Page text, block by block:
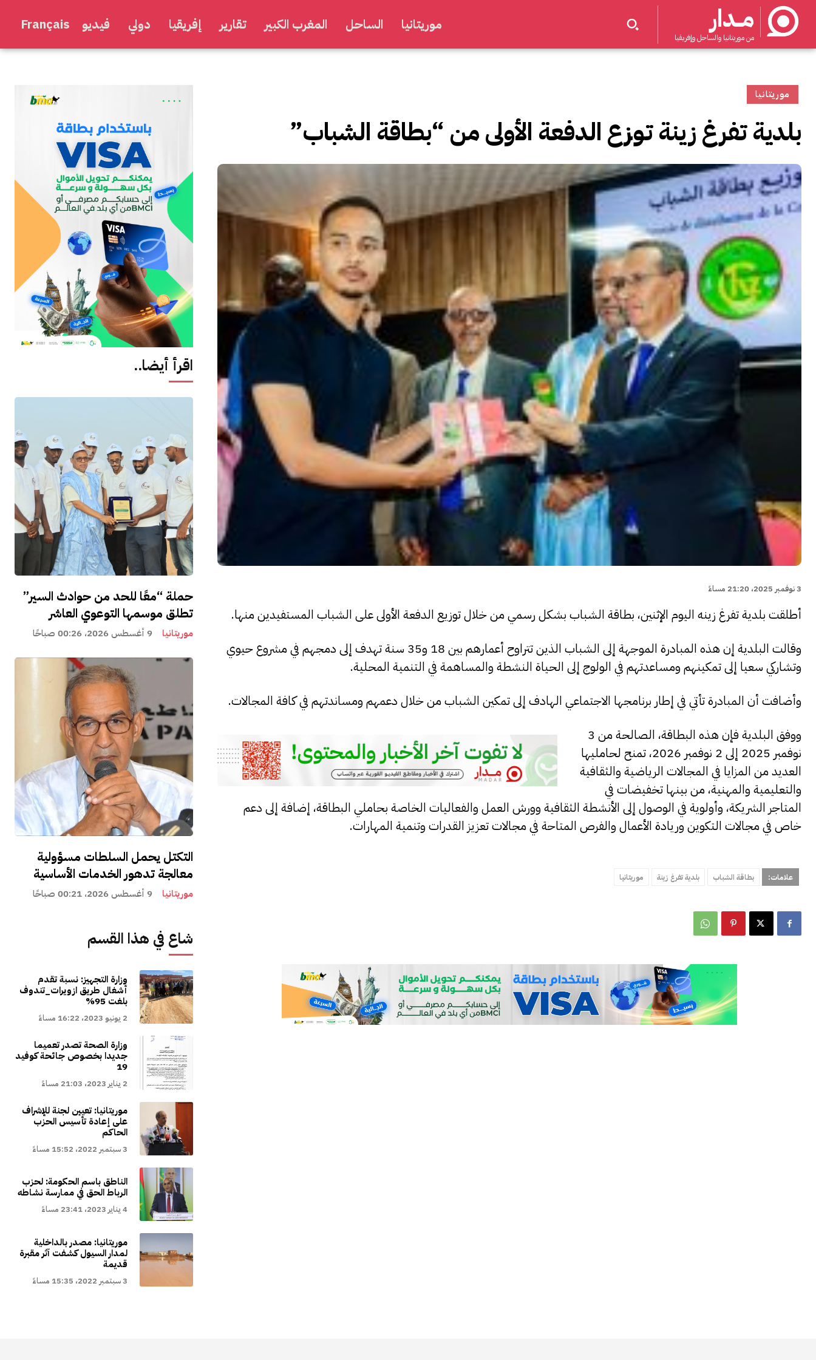
مــدار
من موريتانيا والساحل وإفريقيا
موريتانيا الساحل المغرب الكبير تقارير إفريقيا دولي فيديو Français
اقرأ أيضا..
حملة “معًا للحد من حوادث السير”
تطلق موسمها التوعوي العاشر
موريتانيا 9 أغسطس 2026، 00:26 صباحًا
التكتل يحمل السلطات مسؤولية
معالجة تدهور الخدمات الأساسية
موريتانيا 9 أغسطس 2026، 00:21 صباحًا
شاع في هذا القسم
وزارة التجهيز: نسبة تقدم
أشغال طريق ازويرات_تندوف
بلغت 95%
2 يونيو 2023، 16:22 مساءً
وزارة الصحة تصدر تعميما
جديدا بخصوص جائحة كوفيد
19
2 يناير 2023، 21:03 مساءً
موريتانيا: تعيين لجنة للإشراف
على إعادة تأسيس الحزب
الحاكم
3 سبتمبر 2022، 15:52 مساءً
الناطق باسم الحكومة: لحزب
الرباط الحق في ممارسة نشاطه
4 يناير 2023، 23:41 مساءً
موريتانيا: مصدر بالداخلية
لمدار السيول كشفت آثر مقبرة
قديمة
3 سبتمبر 2022، 15:35 مساءً
موريتانيا
بلدية تفرغ زينة توزع الدفعة الأولى من “بطاقة الشباب”
3 نوفمبر 2025، 21:20 مساءً
أطلقت بلدية تفرغ زينه اليوم الإثنين، بطاقة الشباب بشكل رسمي من خلال توزيع الدفعة الأولى على الشباب المستفيدين منها.
وقالت البلدية إن هذه المبادرة الموجهة إلى الشباب الذين تتراوح أعمارهم بين 18 و35 سنة تهدف إلى دمجهم في مشروع حيوي
وتشاركي سعيا إلى تمكينهم ومساعدتهم في الولوج إلى الحياة النشطة والمساهمة في التنمية المحلية.
وأضافت أن المبادرة تأتي في إطار برنامجها الاجتماعي الهادف إلى تمكين الشباب من خلال دعمهم ومساندتهم في كافة المجالات.
ووفق البلدية فإن هذه البطاقة، الصالحة من 3
نوفمبر 2025 إلى 2 نوفمبر 2026، تمنح لحامليها
العديد من المزايا في المجالات الرياضية والثقافية
والتعليمية والمهنية، من بينها تخفيضات في
المتاجر الشريكة، وأولوية في الوصول إلى الأنشطة الثقافية وورش العمل والفعاليات الخاصة بحاملي البطاقة، إضافة إلى دعم
خاص في مجالات التكوين وريادة الأعمال والفرص المتاحة في مجالات تعزيز القدرات وتنمية المهارات.
علامات: بطاقة الشباب بلدية تفرغ زينة موريتانيا